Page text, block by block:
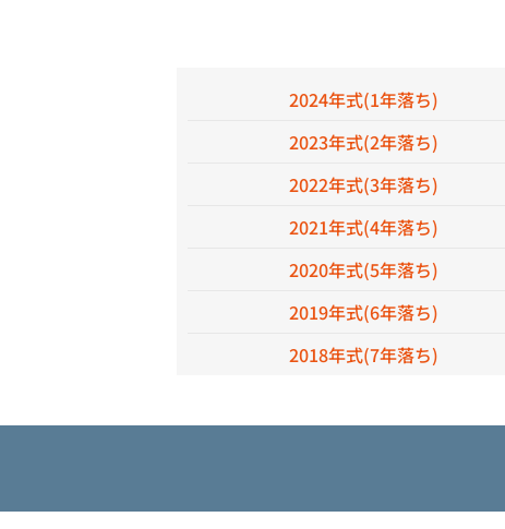
2024年式(1年落ち)
2023年式(2年落ち)
2022年式(3年落ち)
2021年式(4年落ち)
2020年式(5年落ち)
2019年式(6年落ち)
2018年式(7年落ち)